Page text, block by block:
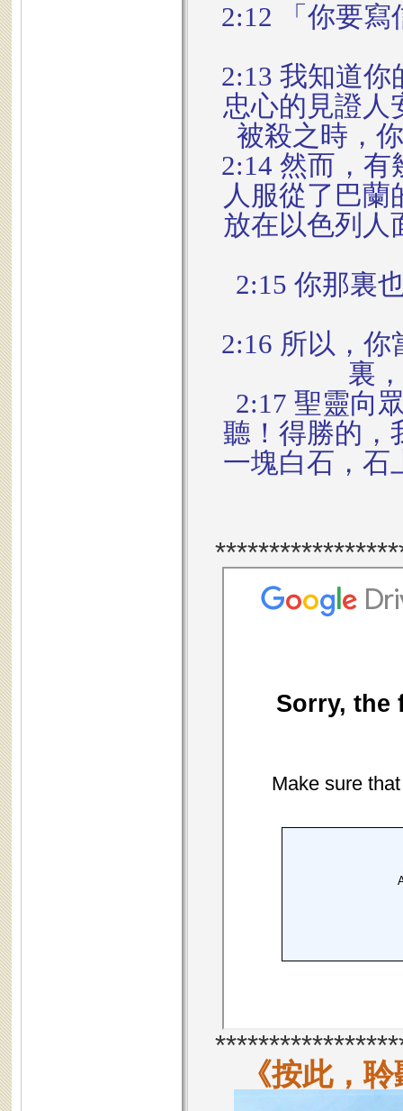
2:12 「你要
2:13 我知道
忠心的見證人
被殺之時，
2:14 然而，
人服從了巴
放在以色列人
2:15 你那裏
2:16 所以，
裏
2:17 聖靈向
聽！得勝的，
一塊白石，石
《按此，